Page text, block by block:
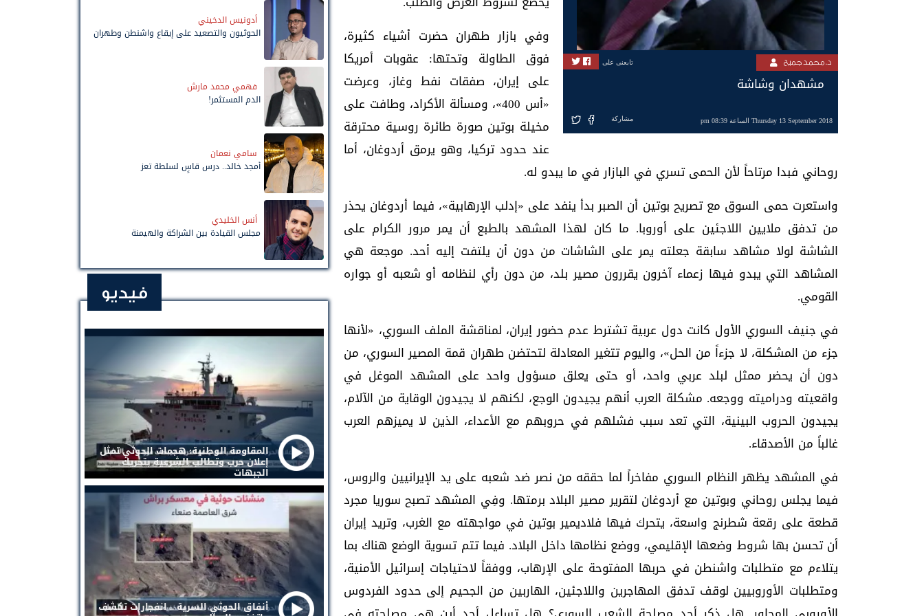
د. محمد جميح تابعنى على
مشهدان وشاشة
Thursday 13 September 2018 الساعة 08:39 pm مشاركة
وفي بازار طهران حضرت أشياء كثيرة،
فوق الطاولة وتحتها: عقوبات أمريكا
على إيران، صفقات نفط وغاز، وعرضت
«أس 400»، ومسألة الأكراد، وطافت على
مخيلة بوتين صورة طائرة روسية محترقة
عند حدود تركيا، وهو يرمق أردوغان، أما
روحاني فبدا مرتاحاً لأن الحمى تسري في البازار في ما يبدو له.
واستعرت حمى السوق مع تصريح بوتين أن الصبر بدأ ينفد على «إدلب الإرهابية»، فيما أردوغان يحذر
من تدفق ملايين اللاجئين على أوروبا. ما كان لهذا المشهد بالطبع أن يمر مرور الكرام على
الشاشة لولا مشاهد سابقة جعلته يمر على الشاشات من دون أن يلتفت إليه أحد. موجعة هي
المشاهد التي يبدو فيها زعماء آخرون يقررون مصير بلد، من دون رأي لنظامه أو شعبه أو جواره
القومي.
في جنيف السوري الأول كانت دول عربية تشترط عدم حضور إيران، لمناقشة الملف السوري، «لأنها
جزء من المشكلة، لا جزءاً من الحل»، واليوم تتغير المعادلة لتحتضن طهران قمة المصير السوري، من
دون أن يحضر ممثل لبلد عربي واحد، أو حتى يعلق مسؤول واحد على المشهد الموغل في
واقعيته ودراميته ووجعه. مشكلة العرب أنهم يجيدون الوجع، لكنهم لا يجيدون الوقاية من الآلام،
يجيدون الحروب البينية، التي تعد سبب فشلهم في حروبهم مع الأعداء، الذين لا يميزهم العرب
غالباً من الأصدقاء.
في المشهد يظهر النظام السوري مفاخراً لما حققه من نصر ضد شعبه على يد الإيرانيين والروس،
فيما يجلس روحاني وبوتين مع أردوغان لتقرير مصير البلاد برمتها. وفِي المشهد تصبح سوريا مجرد
قطعة على رقعة شطرنج واسعة، يتحرك فيها فلاديمير بوتين في مواجهته مع الغرب، وتريد إيران
أن تحسن بها شروط وضعها الإقليمي، ووضع نظامها داخل البلاد. فيما تتم تسوية الوضع هناك بما
يتلاءم مع متطلبات واشنطن في حربها المفتوحة على الإرهاب، ووفقاً لاحتياجات إسرائيل الأمنية،
ومتطلبات الأوروبيين لوقف تدفق المهاجرين واللاجئين، الهاربين من الجحيم إلى حدود الفردوس
أدونيس الدخيني
الحوثيون والتصعيد على إيقاع واشنطن وطهران
فهمي محمد مارش
الدم المستثمر!
سامي نعمان
أمجد خالد.. درس قاسٍ لسلطة تعز
أنس الخليدي
مجلس القيادة بين الشراكة والهيمنة
فيديو
المقاومة الوطنية: هجمات الحوثي تمثل
إعلان حرب وتطالب الشرعية بتحريك
الجبهات
أنفاق الحوثي السرية .. انفجارات تكشف